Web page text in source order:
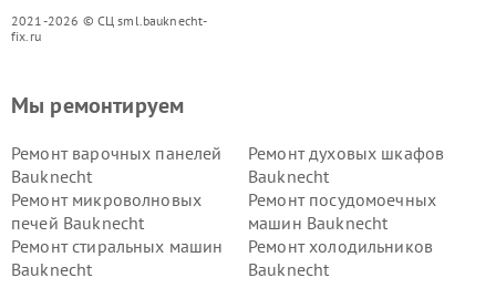
2021-2026 © СЦ sml.bauknecht-
fix.ru
Мы ремонтируем
Ремонт варочных панелей
Bauknecht
Ремонт духовых шкафов
Bauknecht
Ремонт микроволновых
печей Bauknecht
Ремонт посудомоечных
машин Bauknecht
Ремонт стиральных машин
Bauknecht
Ремонт холодильников
Bauknecht